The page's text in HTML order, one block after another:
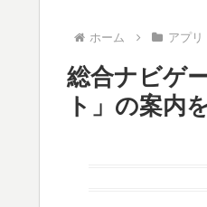
ホーム アプリ
総合ナビゲ
ト」の案内